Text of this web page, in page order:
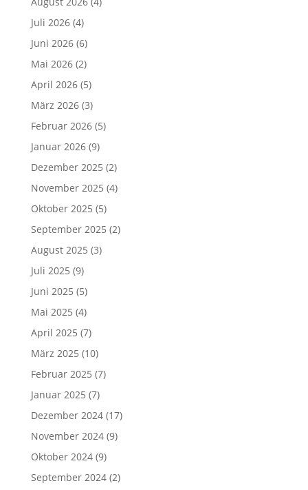
Juli 2026(4)
Juni 2026(6)
Mai 2026(2)
April 2026(5)
März 2026(3)
Februar 2026(5)
Januar 2026(9)
Dezember 2025 (2)
November 2025 (4)
Oktober 2025 (5)
September 2025 (2)
August 2025 (3)
Juli 2025 (9)
Juni 2025 (5)
Mai 2025 (4)
April 2025 (7)
März 2025 (10)
Februar 2025 (7)
Januar 2025 (7)
Dezember 2024(17)
November 2024(9)
Oktober 2024(9)
September 2024(2)